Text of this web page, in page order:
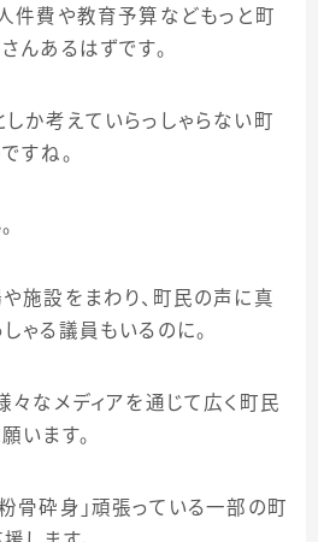
件費や教育予算などもっと町
んあるはずです。
か考えていらっしゃらない町
すね。
施設をまわり、町民の声に真
ゃる議員もいるのに。
々なメディアを通じて広く町民
います。
骨砕身」頑張っている一部の町